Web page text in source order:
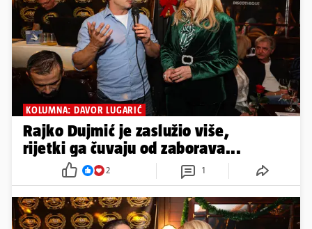
KOLUMNA: DAVOR LUGARIĆ
Rajko Dujmić je zaslužio više,
rijetki ga čuvaju od zaborava...
2 1